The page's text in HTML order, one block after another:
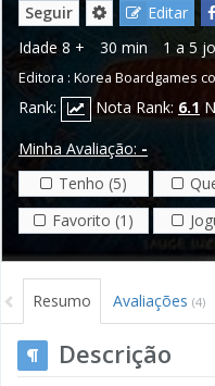
Seguir Editar
Idade 8 + 30 min 1 a 5
Editora : Korea Boardgames
Rank: Nota Rank: 6.1
Minha Avaliação: -
Tenho (5)
Favorito (1)
Resumo Avaliações (4)
Descrição